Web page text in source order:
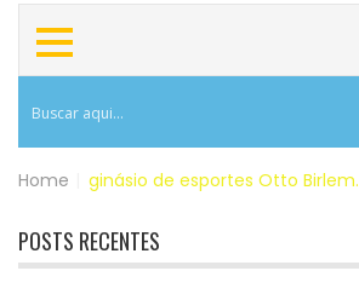
Home ginásio de esportes Otto Birlem.
POSTS RECENTES